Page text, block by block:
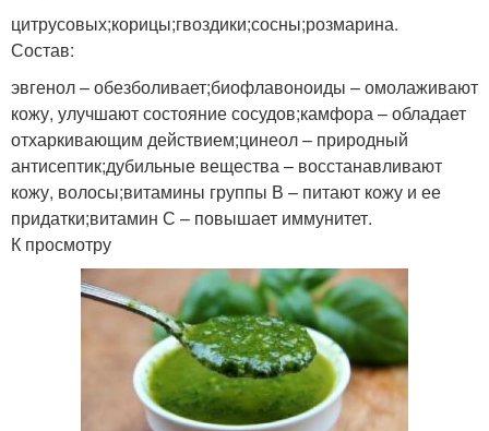
цитрусовых;корицы;гвоздики;сосны;розмарина.
Состав:
эвгенол – обезболивает;биофлавоноиды – омолаживают
кожу, улучшают состояние сосудов;камфора – обладает
отхаркивающим действием;цинеол – природный
антисептик;дубильные вещества – восстанавливают
кожу, волосы;витамины группы В – питают кожу и ее
придатки;витамин С – повышает иммунитет.
К просмотру